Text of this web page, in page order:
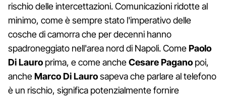
rischio delle intercettazioni. Comunicazioni ridotte al
minimo, come è sempre stato l'imperativo delle
cosche di camorra che per decenni hanno
spadroneggiato nell'area nord di Napoli. ComePaolo
Di Lauro prima, e come ancheCesare Pagano poi,
ancheMarco Di Laurosapeva che parlare al telefono
è un rischio, significa potenzialmente fornire